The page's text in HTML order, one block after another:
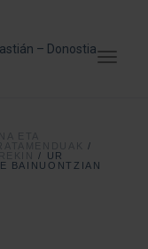
ETA
/
/
UR
BAINUONTZIAN